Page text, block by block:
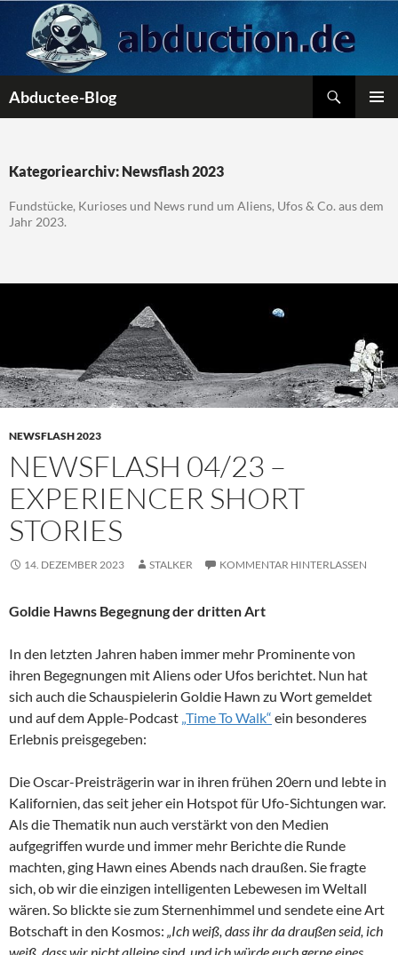
Inhalt
springen
Abductee-Blog
Kategoriearchiv: Newsflash 2023
Fundstücke, Kurioses und News rund um Aliens, Ufos & Co. aus dem
Jahr 2023.
NEWSFLASH 2023
NEWSFLASH 04/23 –
EXPERIENCER SHORT
STORIES
14. DEZEMBER 2023 STALKER KOMMENTAR HINTERLASSEN
Goldie Hawns Begegnung der dritten Art
In den letzten Jahren haben immer mehr Prominente von
ihren Begegnungen mit Aliens oder Ufos berichtet. Nun hat
sich auch die Schauspielerin Goldie Hawn zu Wort gemeldet
und auf dem Apple-Podcast „Time To Walk“ ein besonderes
Erlebnis preisgegeben:
Die Oscar-Preisträgerin war in ihren frühen 20ern und lebte in
Kalifornien, das seit jeher ein Hotspot für Ufo-Sichtungen war.
Als die Thematik nun auch verstärkt von den Medien
aufgegriffen wurde und immer mehr Berichte die Runde
machten, ging Hawn eines Abends nach draußen. Sie fragte
sich, ob wir die einzigen intelligenten Lebewesen im Weltall
wären. So blickte sie zum Sternenhimmel und sendete eine Art
Botschaft in den Kosmos: „Ich weiß, dass ihr da draußen seid, ich